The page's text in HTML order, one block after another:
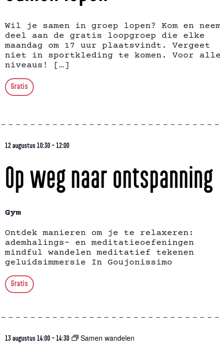
Wil je samen in groep lopen? Kom en
deel aan de gratis loopgroep die elke
maandag om 17 uur plaatsvindt. Vergeet
niet in sportkleding te komen. Voor
niveaus! […]
Gratis
Op weg naar ontspanning
12 augustus 10:30-12:00
Gym
Ontdek manieren om je te relaxeren:
ademhalings- en meditatieoefeningen
mindful wandelen meditatief tekenen
geluidsimmersie In Goujonissimo
Gratis
13 augustus 14:00-14:30 Samen wandelen